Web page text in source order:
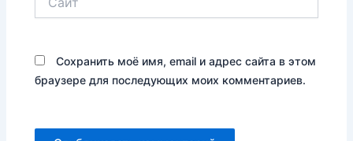
Сохранить моё имя, email и адрес сайта в этом
браузере для последующих моих комментариев.